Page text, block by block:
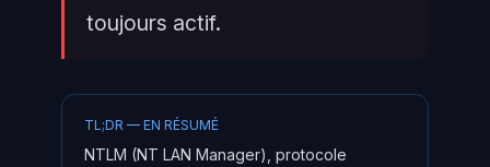
toujours actif.
TL;DR — EN RÉSUMÉ
NTLM (NT LAN Manager), protocole